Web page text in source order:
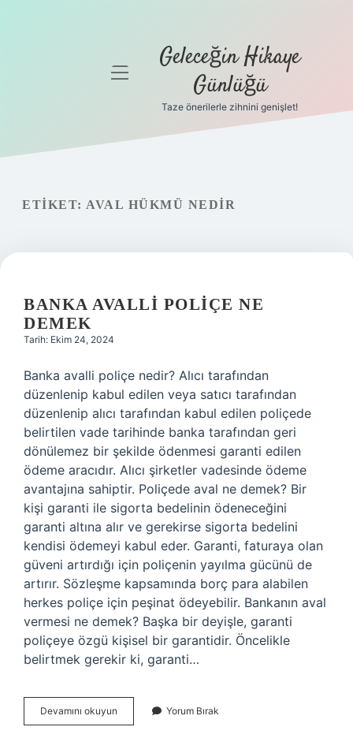
Gizlilik
Yasal Uyarı
Hakkımızda
menüyü Geleceğin Hikaye
Günlüğü
Taze önerilerle zihnini genişlet!
ETIKET: AVAL HÜKMÜ NEDIR
BANKA AVALLI POLIÇE NE
DEMEK
Tarih: Ekim 24, 2024
Banka avalli poliçe nedir? Alıcı tarafından
düzenlenip kabul edilen veya satıcı tarafından
düzenlenip alıcı tarafından kabul edilen poliçede
belirtilen vade tarihinde banka tarafından geri
dönülemez bir şekilde ödenmesi garanti edilen
ödeme aracıdır. Alıcı şirketler vadesinde ödeme
avantajına sahiptir. Poliçede aval ne demek? Bir
kişi garanti ile sigorta bedelinin ödeneceğini
garanti altına alır ve gerekirse sigorta bedelini
kendisi ödemeyi kabul eder. Garanti, faturaya olan
güveni artırdığı için poliçenin yayılma gücünü de
artırır. Sözleşme kapsamında borç para alabilen
herkes poliçe için peşinat ödeyebilir. Bankanın aval
vermesi ne demek? Başka bir deyişle, garanti
poliçeye özgü kişisel bir garantidir. Öncelikle
belirtmek gerekir ki, garanti…
Devamını okuyun
Avalli
Yorum Bırak